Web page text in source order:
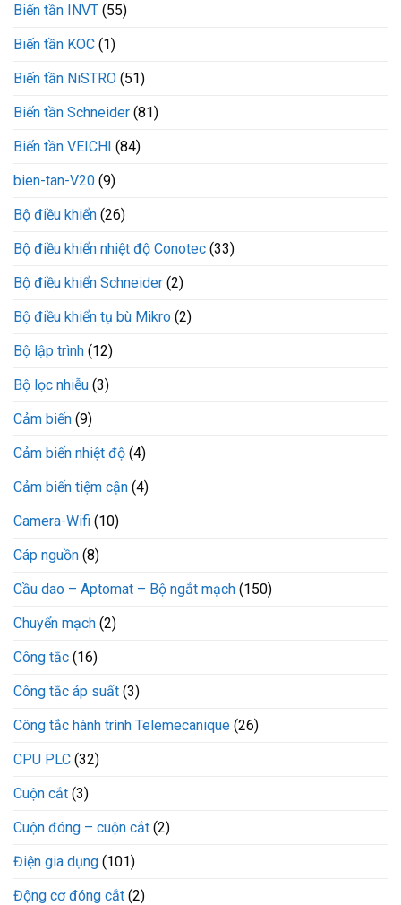
Biến tần INVT (55)
Biến tần KOC (1)
Biến tần NiSTRO (51)
Biến tần Schneider (81)
Biến tần VEICHI (84)
bien-tan-V20 (9)
Bộ điều khiển (26)
Bộ điều khiển nhiệt độ Conotec (33)
Bộ điều khiển Schneider (2)
Bộ điều khiển tụ bù Mikro (2)
Bộ lập trình (12)
Bộ lọc nhiễu (3)
Cảm biến (9)
Cảm biến nhiệt độ (4)
Cảm biến tiệm cận (4)
Camera-Wifi (10)
Cáp nguồn (8)
Cầu dao – Aptomat – Bộ ngắt mạch (150)
Chuyển mạch (2)
Công tắc (16)
Công tắc áp suất (3)
Công tắc hành trình Telemecanique (26)
CPU PLC (32)
Cuộn cắt (3)
Cuộn đóng – cuộn cắt (2)
Điện gia dụng (101)
Động cơ đóng cắt (2)